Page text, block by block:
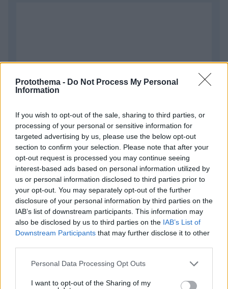
Protothema - Do Not Process My Personal
Information
If you wish to opt-out of the sale, sharing to third parties, or
processing of your personal or sensitive information for
targeted advertising by us, please use the below opt-out
section to confirm your selection. Please note that after your
opt-out request is processed you may continue seeing
interest-based ads based on personal information utilized by
us or personal information disclosed to third parties prior to
your opt-out. You may separately opt-out of the further
disclosure of your personal information by third parties on the
IAB’s list of downstream participants. This information may
also be disclosed by us to third parties on the IAB’s List of
Downstream Participants that may further disclose it to other
Please note that this website/app uses one or more Google
not limited to your visit or usage behaviour. You may click to
Personal Data Processing Opt Outs
I want to opt-out of the Sharing of my
Απομένουν2500
* Υποχρεωτικά πεδία
ΡΟΗ ΕΙΔΗΣΕΩΝ
προσγείωση ελικοπτέρου στο Σαρακήνικο, αυστηρή
πριν 8 λεπτά